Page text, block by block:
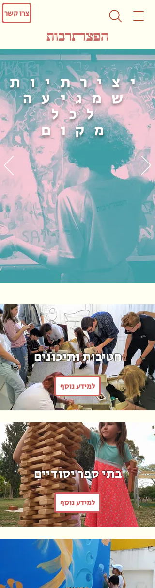
צרו קשר
יצירתיות
שמגיעה
לכל
מקום
חטיבות ותיכונים
למידע נוסף
בתי ספר יסודיים
למידע נוסף